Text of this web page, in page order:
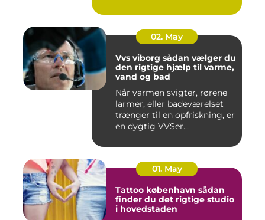
02. May
Vvs viborg sådan vælger du
den rigtige hjælp til varme,
vand og bad
Når varmen svigter, rørene
larmer, eller badeværelset
trænger til en opfriskning, er
en dygtig VVSer...
01. May
Tattoo københavn sådan
finder du det rigtige studio
i hovedstaden